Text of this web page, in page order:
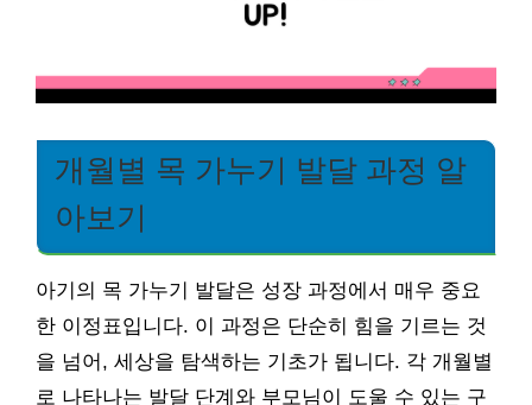
개월별 목 가누기 발달 과정 알
아보기
아기의 목 가누기 발달은 성장 과정에서 매우 중요
한 이정표입니다. 이 과정은 단순히 힘을 기르는 것
을 넘어, 세상을 탐색하는 기초가 됩니다. 각 개월별
로 나타나는 발달 단계와 부모님이 도울 수 있는 구